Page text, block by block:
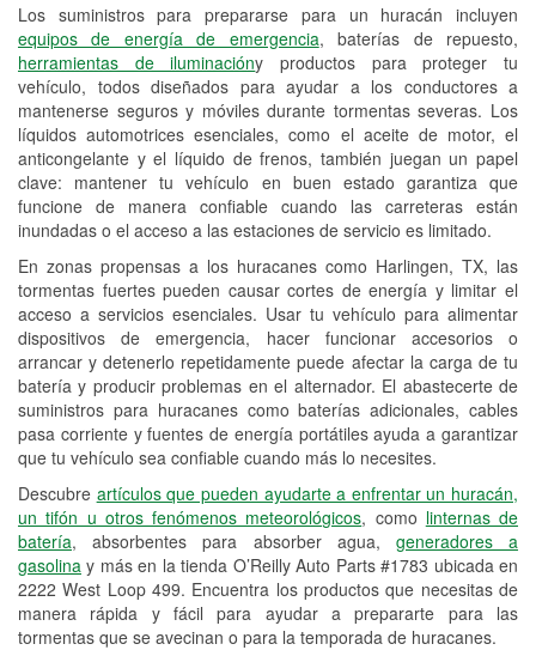
Los suministros para prepararse para un huracán incluyen
equipos de energía de emergencia, baterías de repuesto,
herramientas de iluminacióny productos para proteger tu
vehículo, todos diseñados para ayudar a los conductores a
mantenerse seguros y móviles durante tormentas severas. Los
líquidos automotrices esenciales, como el aceite de motor, el
anticongelante y el líquido de frenos, también juegan un papel
clave: mantener tu vehículo en buen estado garantiza que
funcione de manera confiable cuando las carreteras están
inundadas o el acceso a las estaciones de servicio es limitado.
En zonas propensas a los huracanes como Harlingen, TX, las
tormentas fuertes pueden causar cortes de energía y limitar el
acceso a servicios esenciales. Usar tu vehículo para alimentar
dispositivos de emergencia, hacer funcionar accesorios o
arrancar y detenerlo repetidamente puede afectar la carga de tu
batería y producir problemas en el alternador. El abastecerte de
suministros para huracanes como baterías adicionales, cables
pasa corriente y fuentes de energía portátiles ayuda a garantizar
que tu vehículo sea confiable cuando más lo necesites.
Descubre artículos que pueden ayudarte a enfrentar un huracán,
un tifón u otros fenómenos meteorológicos, como linternas de
batería, absorbentes para absorber agua, generadores a
gasolina y más en la tienda O’Reilly Auto Parts #1783 ubicada en
2222 West Loop 499. Encuentra los productos que necesitas de
manera rápida y fácil para ayudar a prepararte para las
tormentas que se avecinan o para la temporada de huracanes.
Reciclaje de baterías y aceite
Instalación de bombillas de faros
Instalación de limpiaparabrisas
Programa de Préstamo de
Herramientas
Rectificación de tambores y discos de
freno
Hurricane Supplies
Tornado Supplies
Conoce más
Idiomas adicionales
Español